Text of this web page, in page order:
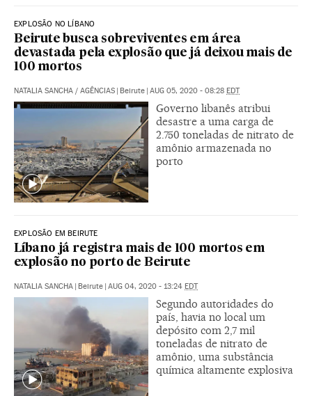
EXPLOSÃO NO LÍBANO
Beirute busca sobreviventes em área
devastada pela explosão que já deixou mais de
100 mortos
NATALIA SANCHA / AGÊNCIAS Beirute AUG 05, 2020 - 08:28 EDT
Governo libanês atribui
desastre a uma carga de
2.750 toneladas de nitrato de
amônio armazenada no
porto
EXPLOSÃO EM BEIRUTE
Líbano já registra mais de 100 mortos em
explosão no porto de Beirute
NATALIA SANCHA | Beirute | AUG 04, 2020 - 13:24 EDT
Segundo autoridades do
país, havia no local um
depósito com 2,7 mil
toneladas de nitrato de
amônio, uma substância
química altamente explosiva